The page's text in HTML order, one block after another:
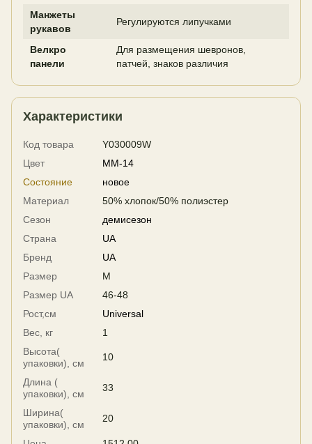
Манжеты
рукавов
Регулируются липучками
Велкро
панели
Для размещения шевронов,
патчей, знаков различия
Характеристики
Код товара
Y030009W
Цвет
MM-14
Состояние
новое
Материал
50% хлопок/50% полиэстер
Сезон
демисезон
Страна
UA
Бренд
UA
Размер
M
Размер UA
46-48
Рост,см
Universal
Вес, кг
1
Высота(
упаковки), см
10
Длина (
упаковки), см
33
Ширина(
упаковки), см
20